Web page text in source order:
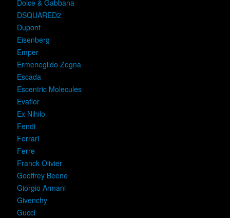
Dolce & Gabbana
DSQUARED2
Dupont
Eisenberg
Emper
Ermenegildo Zegna
Escada
Escentric Molecules
Evaflor
Ex Nihilo
Fendi
Ferrari
Ferre
Franck Olivier
Geoffrey Beene
Giorgio Armani
Givenchy
Gucci